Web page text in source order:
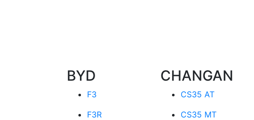
BYD
F3
F3R
CHANGAN
CS35 AT
CS35 MT